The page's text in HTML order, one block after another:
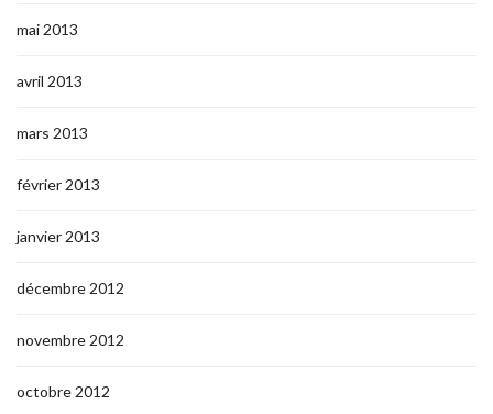
mai 2013
avril 2013
mars 2013
février 2013
janvier 2013
décembre 2012
novembre 2012
octobre 2012